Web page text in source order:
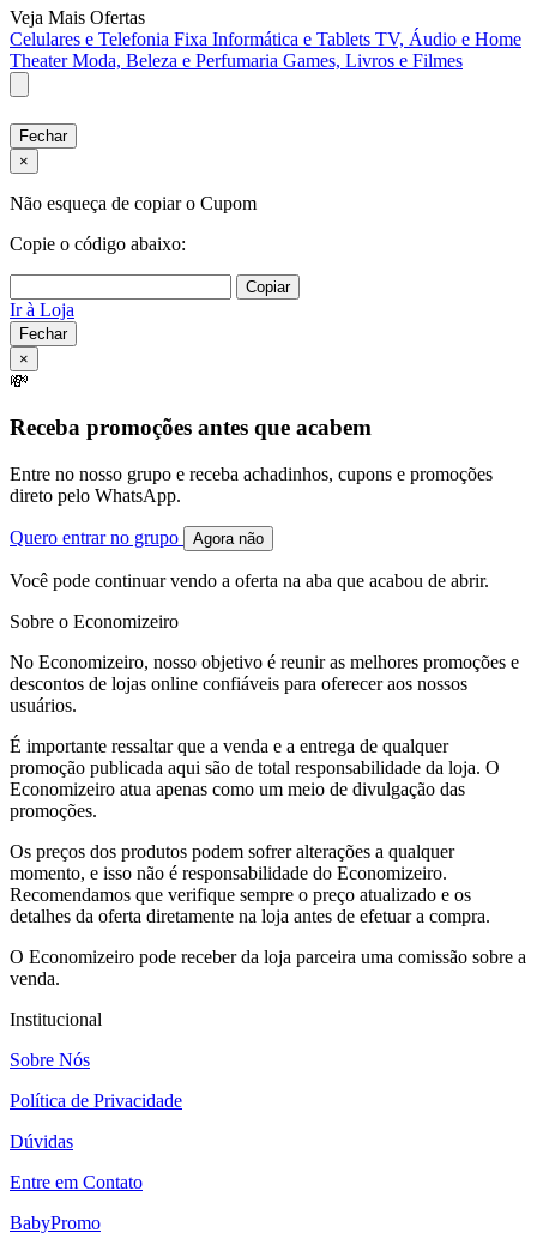
Veja Mais Ofertas
Celulares e Telefonia Fixa Informática e Tablets TV, Áudio e Home
TheaterModa, Beleza e Perfumaria Games, Livros e Filmes
Fechar
×
Não esqueça de copiar o Cupom
Copie o código abaixo:
Copiar
Ir à Loja
Fechar
×
💸
Receba promoções antes que acabem
Entre no nosso grupo e receba achadinhos, cupons e promoções
direto pelo WhatsApp.
Quero entrar no grupo Agora não
Você pode continuar vendo a oferta na aba que acabou de abrir.
Sobre o Economizeiro
No Economizeiro, nosso objetivo é reunir as melhores promoções e
descontos de lojas online confiáveis para oferecer aos nossos
usuários.
É importante ressaltar que a venda e a entrega de qualquer
promoção publicada aqui são de total responsabilidade da loja. O
Economizeiro atua apenas como um meio de divulgação das
promoções.
Os preços dos produtos podem sofrer alterações a qualquer
momento, e isso não é responsabilidade do Economizeiro.
Recomendamos que verifique sempre o preço atualizado e os
detalhes da oferta diretamente na loja antes de efetuar a compra.
O Economizeiro pode receber da loja parceira uma comissão sobre a
venda.
Institucional
Sobre Nós
Política de Privacidade
Dúvidas
Entre em Contato
BabyPromo